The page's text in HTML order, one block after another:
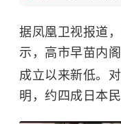
据凤凰卫视报道
示，高市早苗内
成立以来新低。
明，约四成日本